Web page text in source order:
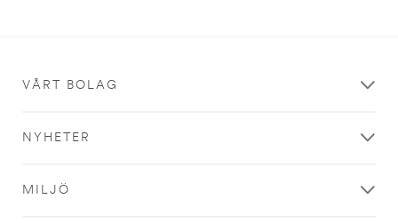
VÅRT BOLAG
NYHETER
MILJÖ